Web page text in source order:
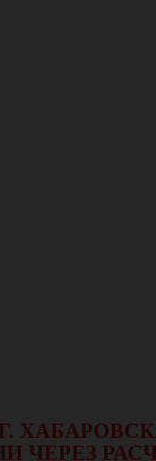
ЧЕРЕЗ